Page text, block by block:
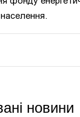
новини